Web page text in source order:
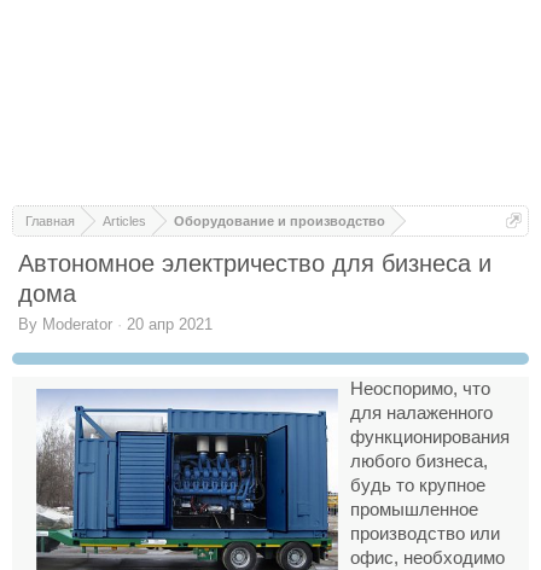
Главная Articles Оборудование и производство
Автономное электричество для бизнеса и
дома
By Moderator · 20 апр 2021
Неоспоримо, что
для налаженного
функционирования
любого бизнеса,
будь то крупное
промышленное
производство или
офис, необходимо